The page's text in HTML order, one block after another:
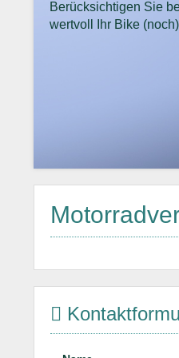
Berücksichtigen Sie
wertvoll Ihr Bike